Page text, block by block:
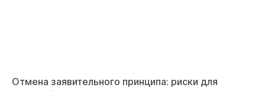
Отмена заявительного принципа: риски для